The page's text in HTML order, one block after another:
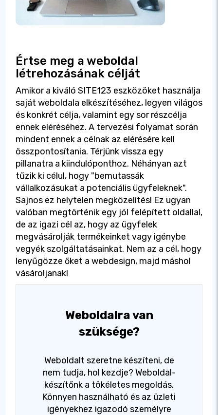
Értse meg a weboldal
létrehozásának célját
Amikor a kiváló SITE123 eszközöket használja
saját weboldala elkészítéséhez, legyen világos
és konkrét célja, valamint egy sor részcélja
ennek eléréséhez. A tervezési folyamat során
mindent ennek a célnak az elérésére kell
összpontosítania. Térjünk vissza egy
pillanatra a kiindulóponthoz. Néhányan azt
tűzik ki célul, hogy "bemutassák
vállalkozásukat a potenciális ügyfeleknek".
Sajnos ez helytelen megközelítés! Ez ugyan
valóban megtörténik egy jól felépített oldallal,
de az igazi cél az, hogy az ügyfelek
megvásárolják termékeinket vagy igénybe
vegyék szolgáltatásainkat. Nem az a cél, hogy
lenyűgözze őket a webdesign, majd máshol
vásároljanak!
Weboldalra van
szüksége?
Weboldalt szeretne készíteni, de
nem tudja, hol kezdje? Weboldal-
készítőnk a tökéletes megoldás.
Könnyen használható és az üzleti
igényekhez igazodó személyre